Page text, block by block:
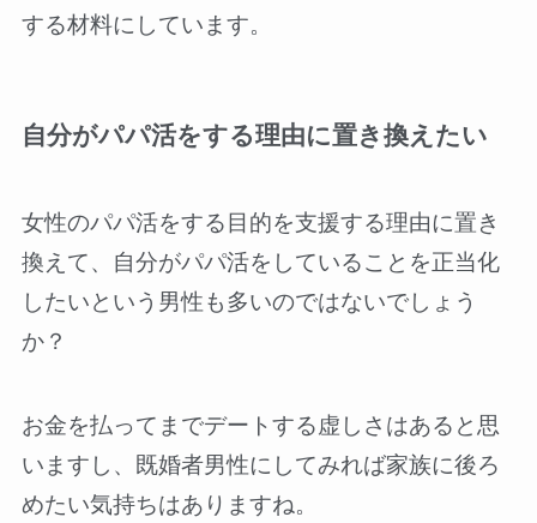
する材料にしています。
自分がパパ活をする理由に置き換えたい
女性のパパ活をする目的を支援する理由に置き
換えて、自分がパパ活をしていることを正当化
したいという男性も多いのではないでしょう
か？
お金を払ってまでデートする虚しさはあると思
いますし、既婚者男性にしてみれば家族に後ろ
めたい気持ちはありますね。